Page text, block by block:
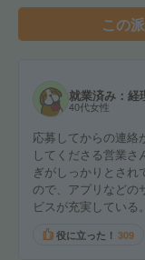
この
就業済み：経
40代女性
応募してからの連絡
してくださる営業
ぎがしっかりとされ
ので、アプリなどの
ビスが充実している。
役に立った！ 309